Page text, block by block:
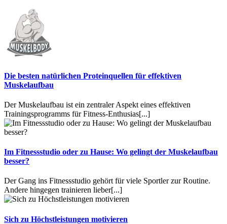
Die besten natürlichen Proteinquellen für effektiven
Muskelaufbau
Der Muskelaufbau ist ein zentraler Aspekt eines effektiven
Trainingsprogramms für Fitness-Enthusias[...]
Im Fitnessstudio oder zu Hause: Wo gelingt der Muskelaufbau
besser?
Der Gang ins Fitnessstudio gehört für viele Sportler zur Routine.
Andere hingegen trainieren lieber[...]
Sich zu Höchstleistungen motivieren